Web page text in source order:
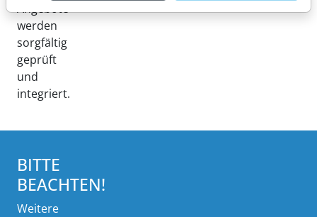
Angebote
werden
sorgfältig
geprüft
und
integriert.
BITTE
BEACHTEN!
Weitere